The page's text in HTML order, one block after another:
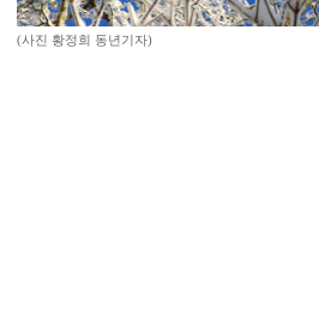
(사진 황정희 동년기자)